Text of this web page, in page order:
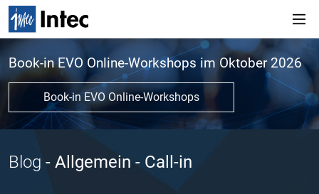
Book-in EVO Online-Workshops im Oktober 2026
Book-in EVO Online-Workshops
Blog - Allgemein - Call-in